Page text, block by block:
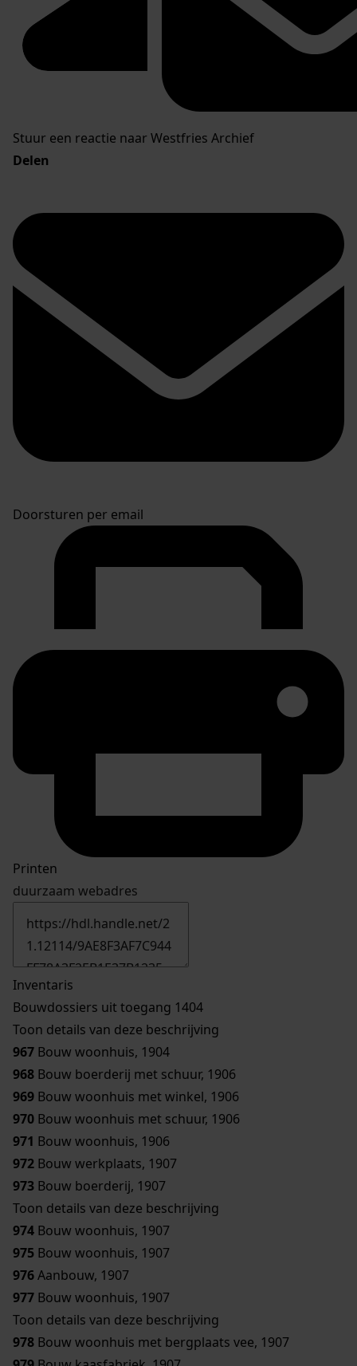
Stuur een reactie naar Westfries Archief
Delen
Doorsturen per email
Printen
duurzaam webadres
Inventaris
Bouwdossiers uit toegang 1404
Toon details van deze beschrijving
967 Bouw woonhuis, 1904
968 Bouw boerderij met schuur, 1906
969 Bouw woonhuis met winkel, 1906
970 Bouw woonhuis met schuur, 1906
971 Bouw woonhuis, 1906
972 Bouw werkplaats, 1907
973 Bouw boerderij, 1907
Toon details van deze beschrijving
974 Bouw woonhuis, 1907
975 Bouw woonhuis, 1907
976Aanbouw, 1907
977 Bouw woonhuis, 1907
Toon details van deze beschrijving
978 Bouw woonhuis met bergplaats vee, 1907